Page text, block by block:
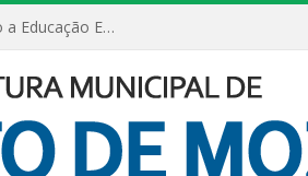
Inteligência Artificial e Tecnologia Assistiva: Inovando a Educação Especial e Inclusiva